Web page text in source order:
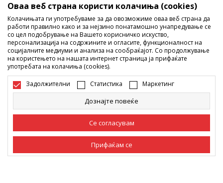
Следете не
Ги споделуваме нашите тајни со вас! Следете не на
социјалните мрежи и дознајте за попусти, промоции и
нови производи!
Промена
Оваа веб страна користи колачиња (cookies)
Колачињата ги употребуваме за да овозможиме оваа веб страна да
работи правилно како и за нејзино понатамошно унапредување се
со цел подобрување на Вашето корисничко искуство,
персонализација на содржините и огласите, функционалност на
социјалните медиуми и анализа на сообраќајот. Со продолжување
на користењето на нашата интернет страница ја прифаќате
употребата на колачиња (cookies).
Задолжителни Статистика Маркетинг
Дознајте повеќе
Се согласувам
Прифаќам се